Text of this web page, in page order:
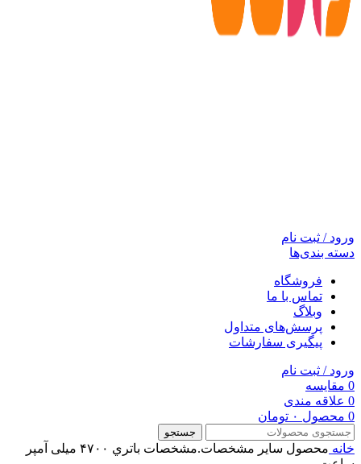
ورود / ثبت نام
دسته بندی‌ها
فروشگاه
تماس با ما
وبلاگ
پرسش‌های متداول
پیگیری سفارشات
ورود / ثبت نام
0 مقایسه
0 علاقه مندی
0 محصول ۰ تومان
جستجو
خانه محصول ساير مشخصات.مشخصات باتري
۴۷۰۰ میلی آمپر